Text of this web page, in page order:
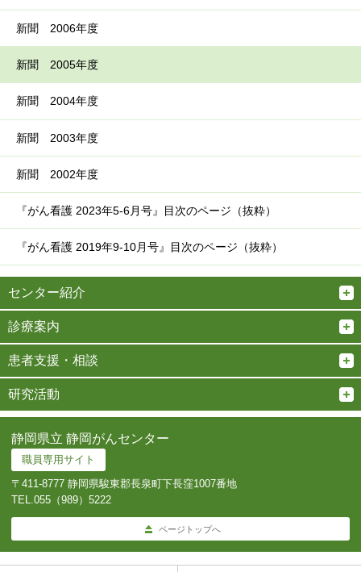
新聞 2006年度
新聞 2005年度
新聞 2004年度
新聞 2003年度
新聞 2002年度
『がん看護 2023年5-6月号』目次のページ（抜粋）
『がん看護 2019年9-10月号』目次のページ（抜粋）
センター紹介
診療案内
患者支援・相談
研究活動
静岡県立 静岡がんセンター
職員専用サイト
〒411-8777 静岡県駿東郡長泉町下長窪1007番地
TEL.055（989）5222
ページトップへ